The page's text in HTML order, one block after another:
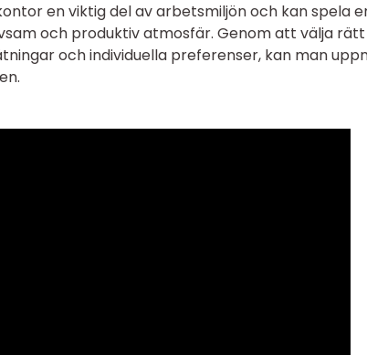
en viktig del av arbetsmiljön och kan spela
och produktiv atmosfär. Genom att välja
och individuella preferenser, kan man